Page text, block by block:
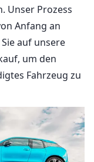
Unser Prozess
Anfang an
auf unsere
um den
Fahrzeug zu